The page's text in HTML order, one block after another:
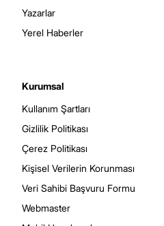
Yazarlar
Yerel Haberler
Kurumsal
Kullanım Şartları
Gizlilik Politikası
Çerez Politikası
Kişisel Verilerin Korunması
Veri Sahibi Başvuru Formu
Webmaster